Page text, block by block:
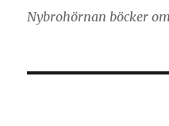
Nybrohörnan böcker